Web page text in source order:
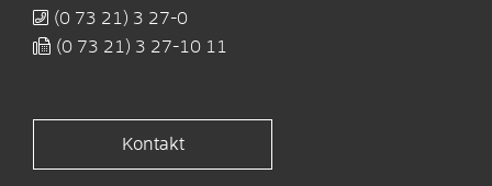
(0 73 21) 3 27-0
(0 73 21) 3 27-10 11
Kontakt